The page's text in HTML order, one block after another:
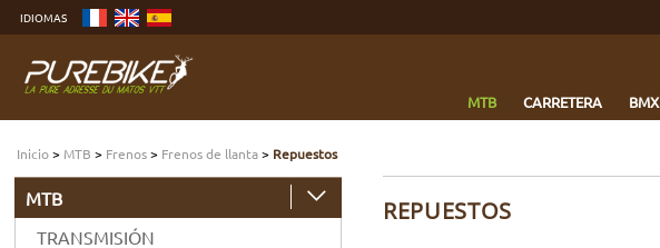
más
Ir
menú
Buscar
IDIOMAS
MTB CARRETERA BMX
Inicio> MTB > Frenos> Frenos de llanta> Repuestos
REPUESTOS
MTB
TRANSMISIÓN